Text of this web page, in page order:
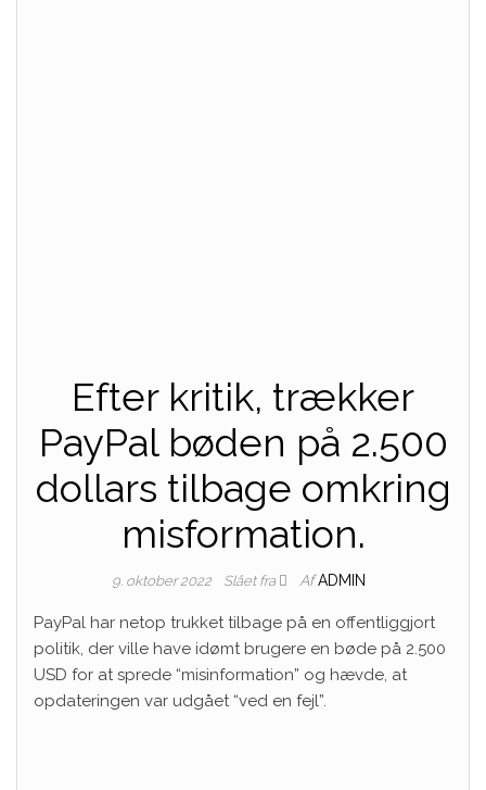
Efter kritik, trækker
PayPal bøden på 2.500
dollars tilbage omkring
misformation.
9. oktober 2022 Slået fra Af ADMIN
PayPal har netop trukket tilbage på en offentliggjort
politik, der ville have idømt brugere en bøde på 2.500
USD for at sprede “misinformation” og hævde, at
opdateringen var udgået “ved en fejl”.